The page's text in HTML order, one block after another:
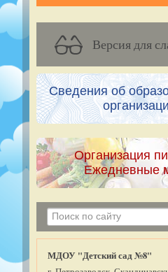
Версия для
Сведения об
Организация
Ежедневные
МДОУ "Детский сад №8"